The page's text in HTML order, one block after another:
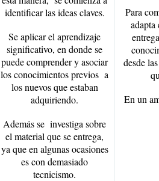
identificar las ideas claves.
Se aplicar el aprendizaje
significativo, en donde se
puede comprender y asociar
los conocimientos previos a
los nuevos que estaban
adquiriendo.
Además se investiga sobre
el material que se entrega,
ya que en algunas ocasiones
es con demasiado
tecnicismo.
Para
adapta
desde
En un